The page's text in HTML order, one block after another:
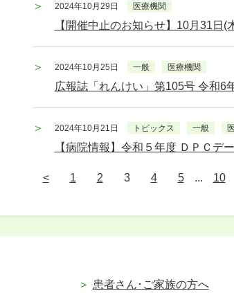
2024年10月29日 医療機関
【開催中止のお知らせ】10月31日
2024年10月25日 一般 医療機関
広報誌「れんけい」第105号 令和6
2024年10月21日 トピックス 一般
【病院情報】令和５年度 ＤＰＣデ
< 1 2 3 4 5 ... 10
患者さん･ご家族の方へ